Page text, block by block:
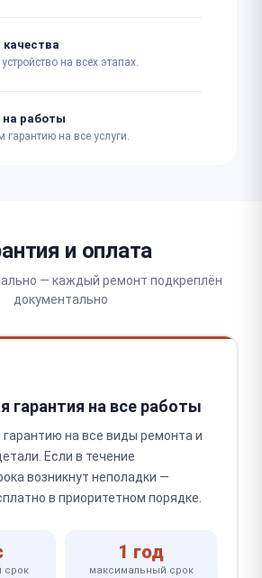
на всех этапах.
на работы
на все услуги.
и оплата
— каждый ремонт подкреплён
документально
гарантия на все работы
на все виды ремонта и
Если в течение
возникнут неполадки —
в приоритетном порядке.
срок
1 год
максимальный срок